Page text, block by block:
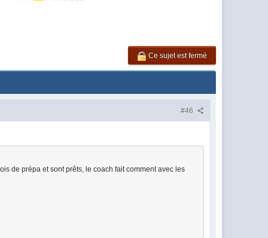
Ce sujet est fermé
#46
de prépa et sont prêts, le coach fait comment avec les